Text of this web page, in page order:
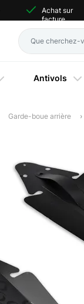
Achat sur
facture
Antivols
Garde-boue arrière